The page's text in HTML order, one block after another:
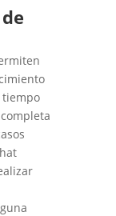
tiempo